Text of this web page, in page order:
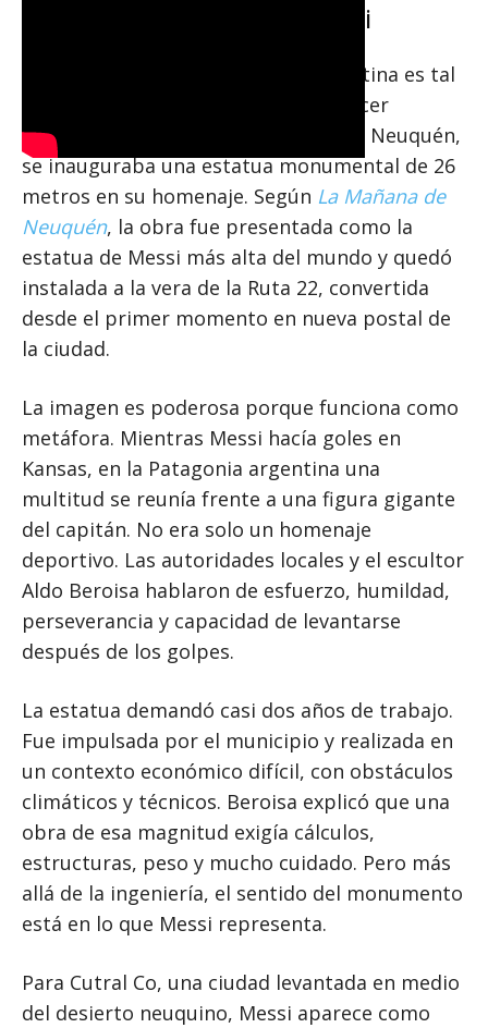
el tamaño simbólico de Messi
La importancia de Messi para Argentina es tal
que, el mismo día en que volvía a hacer
historia en un Mundial, en Cutral Co, Neuquén,
se inauguraba una estatua monumental de 26
metros en su homenaje. Según La Mañana de
Neuquén, la obra fue presentada como la
estatua de Messi más alta del mundo y quedó
instalada a la vera de la Ruta 22, convertida
desde el primer momento en nueva postal de
la ciudad.
La imagen es poderosa porque funciona como
metáfora. Mientras Messi hacía goles en
Kansas, en la Patagonia argentina una
multitud se reunía frente a una figura gigante
del capitán. No era solo un homenaje
deportivo. Las autoridades locales y el escultor
Aldo Beroisa hablaron de esfuerzo, humildad,
perseverancia y capacidad de levantarse
después de los golpes.
La estatua demandó casi dos años de trabajo.
Fue impulsada por el municipio y realizada en
un contexto económico difícil, con obstáculos
climáticos y técnicos. Beroisa explicó que una
obra de esa magnitud exigía cálculos,
estructuras, peso y mucho cuidado. Pero más
allá de la ingeniería, el sentido del monumento
está en lo que Messi representa.
Para Cutral Co, una ciudad levantada en medio
del desierto neuquino, Messi aparece como